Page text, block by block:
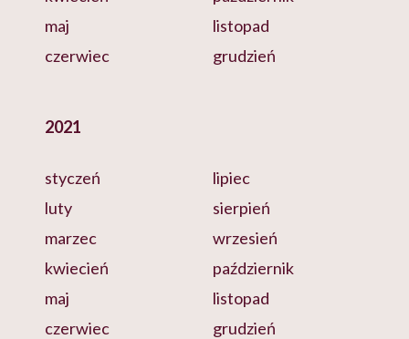
maj
czerwiec
listopad
grudzień
2021
styczeń
luty
marzec
kwiecień
maj
czerwiec
lipiec
sierpień
wrzesień
październik
listopad
grudzień